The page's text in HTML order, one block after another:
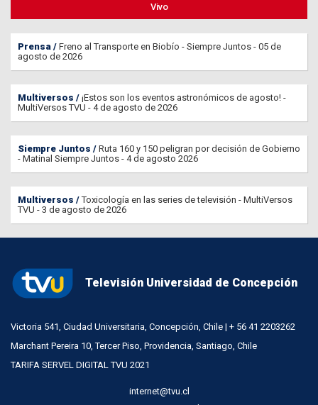
Vivo
Prensa
Freno al Transporte en Biobío - Siempre Juntos - 05 de
agosto de 2026
Multiversos
¡Estos son los eventos astronómicos de agosto! -
MultiVersos TVU - 4 de agosto de 2026
Siempre Juntos
Ruta 160 y 150 peligran por decisión de Gobierno
- Matinal Siempre Juntos - 4 de agosto 2026
Multiversos
Toxicología en las series de televisión - MultiVersos
TVU - 3 de agosto de 2026
Televisión Universidad de Concepción
Victoria 541, Ciudad Universitaria, Concepción, Chile | + 56 41 2203262
Marchant Pereira 10, Tercer Piso, Providencia, Santiago, Chile
TARIFA SERVEL DIGITAL TVU 2021
internet@tvu.cl